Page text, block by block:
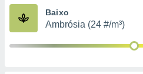
estudos
e
Baixo
Ambrósia (24 #/m³)